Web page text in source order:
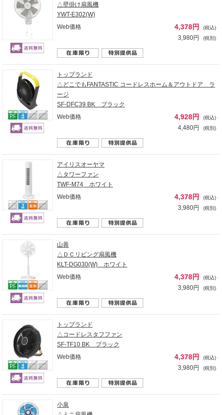
△壁掛け扇風機
YWT-E302(W)
Web価格
4,378円 (税込)
3,980円 (税別)
トップランド
△どこでもFANTASTIC コードレスホーム＆アウトドア ラ
ージ
SF-DFC39 BK ブラック
Web価格
4,928円 (税込)
4,480円 (税別)
アイリスオーヤマ
△タワーファン
TWF-M74 ホワイト
Web価格
4,378円 (税込)
3,980円 (税別)
山善
△ＤＣリビング扇風機
KLT-DG030(W) ホワイト
Web価格
4,378円 (税込)
3,980円 (税別)
トップランド
△コードレスタフファン
SF-TF10 BK ブラック
Web価格
4,378円 (税込)
3,980円 (税別)
小泉